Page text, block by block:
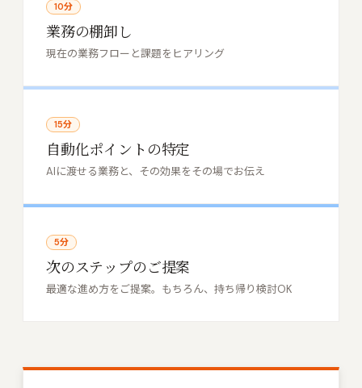
10分
業務の棚卸し
現在の業務フローと課題をヒアリング
15分
自動化ポイントの特定
AIに渡せる業務と、その効果をその場でお伝え
5分
次のステップのご提案
最適な進め方をご提案。もちろん、持ち帰り検討OK